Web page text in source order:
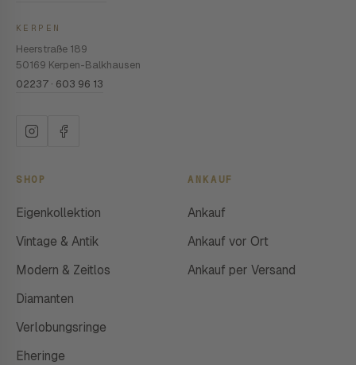
KERPEN
Heerstraße 189
50169 Kerpen-Balkhausen
02237 · 603 96 13
SHOP
Eigenkollektion
Vintage & Antik
Modern & Zeitlos
Diamanten
Verlobungsringe
Eheringe
ANKAUF
Ankauf
Ankauf vor Ort
Ankauf per Versand